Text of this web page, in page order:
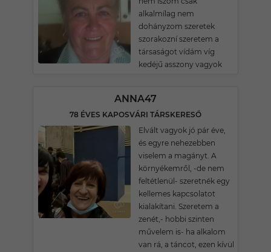
alkalmílag nem
dohányzom szeretek
szorakozní szeretem a
társaságot vídám víg
kedéjű asszony vagyok
ANNA47
78 ÉVES KAPOSVÁRI TÁRSKERESŐ
Elvált vagyok jó pár éve,
és egyre nehezebben
viselem a magányt. A
környékemről, -de nem
feltétlenül- szeretnék egy
kellemes kapcsolatot
kialakítani. Szeretem a
zenét,- hobbi szinten
művelem is- ha alkalom
van rá, a táncot, ezen kívül